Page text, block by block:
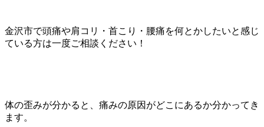
金沢市で頭痛や肩コリ・首こり・腰痛を何とかしたいと感じ
ている方は一度ご相談ください！
体の歪みが分かると、痛みの原因がどこにあるか分かってき
ます。